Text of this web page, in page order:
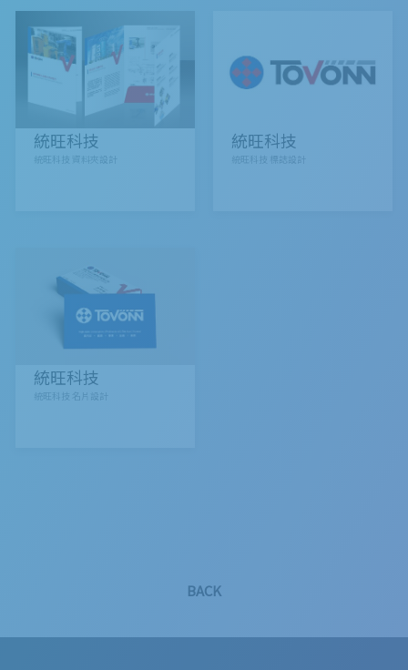
統旺科技
統旺科技 資料夾設計
統旺科技
統旺科技 標誌設計
統旺科技
統旺科技 名片設計
BACK